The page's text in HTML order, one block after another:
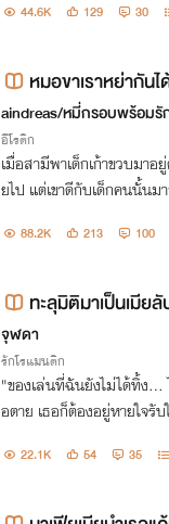
44.6K 129 30
หมอขาเราหย่ากัน
aindreas/หมี่กรอบพร้อมรั
อีโรติก
เมื่อสามีพาเด็กเก้าขวบมา
ยไป แต่เขาดีกับเด็กคนนั้นม
88.2K 213 100
ทะลุมิติมาเป็นเมีย
านฟรี|มีEbook]
จุฬดา
รักโรแมนติก
"ของเล่นที่ฉันยังไม่ได้ทิ้ง
อตาย เธอก็ต้องอยู่หายใจรั
22.1K 54 35